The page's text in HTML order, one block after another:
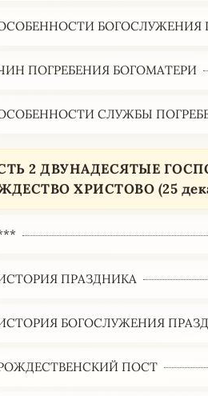
БОГОСЛУЖЕНИЯ
ПОГРЕБЕНИЯ БОГОМАТЕРИ
СЛУЖБЫ
2 ДВУНАДЕСЯТЫЕ
ХРИСТОВО (25
ПРАЗДНИКА
БОГОСЛУЖЕНИЯ
ПОСТ